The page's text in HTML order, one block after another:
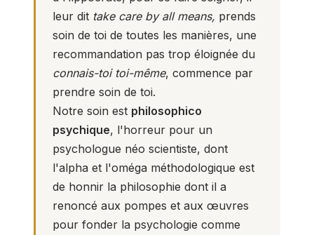
leur dit take care by all means, prends
soin de toi de toutes les manières, une
recommandation pas trop éloignée du
connais-toi toi-même, commence par
prendre soin de toi.
Notre soin est philosophico
psychique, l'horreur pour un
psychologue néo scientiste, dont
l'alpha et l'oméga méthodologique est
de honnir la philosophie dont il a
renoncé aux pompes et aux œuvres
pour fonder la psychologie comme